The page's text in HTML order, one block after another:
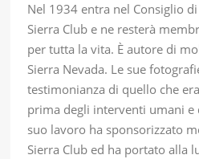
Nel 1934 entra nel Consiglio
Sierra Club e ne resterà
per tutta la vita. È autore di
Sierra Nevada. Le sue
testimonianza di quello che
prima degli interventi umani e
suo lavoro ha sponsorizzato
Sierra Club ed ha portato alla